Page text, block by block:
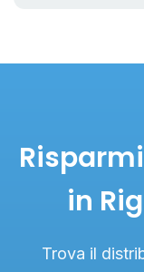
in
Trova il